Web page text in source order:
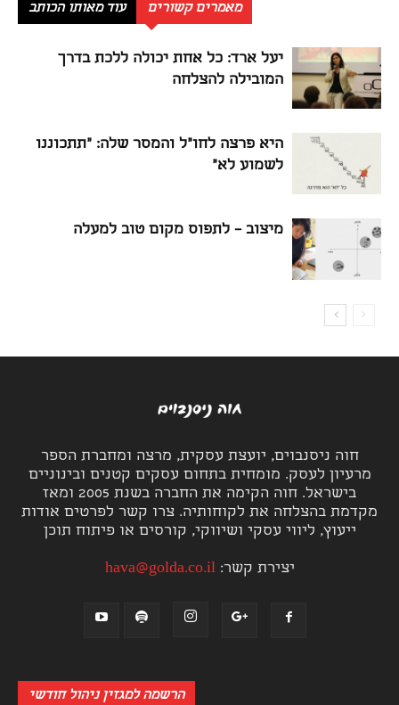
מאמרים קשורים עוד מאותו הכותב
יעל ארד: כל אחת יכולה ללכת בדרך
המובילה להצלחה
היא פרצה לחו"ל והמסר שלה: "תתכוננו
לשמוע לא"
מיצוב – לתפוס מקום טוב למעלה
חוה ניסנבוים, יועצת עסקית, מרצה ומחברת הספר
מרעיון לעסק. מומחית בתחום עסקים קטנים ובינוניים
בישראל. חוה הקימה את החברה בשנת 2005 ומאז
מקדמת בהצלחה את לקוחותיה. צרו קשר לפרטים אודות
ייעוץ, ליווי עסקי ושיווקי, קורסים או פיתוח תוכן
יצירת קשר:hava@golda.co.il
הרשמה למגזין ניהול חודשי